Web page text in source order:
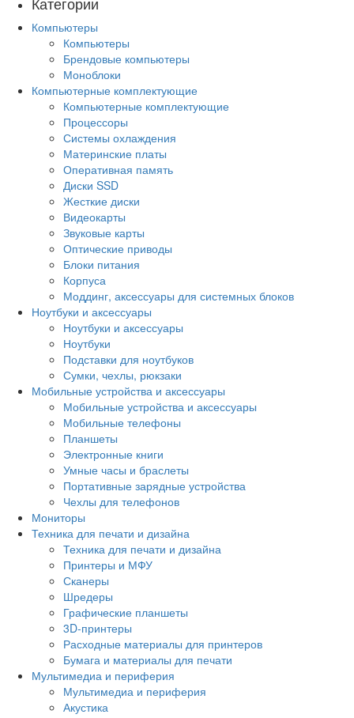
Компьютеры
Компьютеры
Брендовые компьютеры
Моноблоки
Компьютерные комплектующие
Компьютерные комплектующие
Процессоры
Системы охлаждения
Материнские платы
Оперативная память
Диски SSD
Жесткие диски
Видеокарты
Звуковые карты
Оптические приводы
Блоки питания
Корпуса
Моддинг, аксессуары для системных блоков
Ноутбуки и аксессуары
Ноутбуки и аксессуары
Ноутбуки
Подставки для ноутбуков
Сумки, чехлы, рюкзаки
Мобильные устройства и аксессуары
Мобильные устройства и аксессуары
Мобильные телефоны
Планшеты
Электронные книги
Умные часы и браслеты
Портативные зарядные устройства
Чехлы для телефонов
Мониторы
Техника для печати и дизайна
Техника для печати и дизайна
Принтеры и МФУ
Сканеры
Шредеры
Графические планшеты
3D-принтеры
Расходные материалы для принтеров
Бумага и материалы для печати
Мультимедиа и периферия
Мультимедиа и периферия
Акустика